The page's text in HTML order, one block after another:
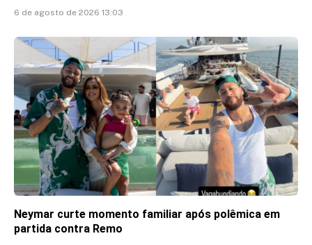
6 de agosto de 2026 13:03
Neymar curte momento familiar após polêmica em
partida contra Remo